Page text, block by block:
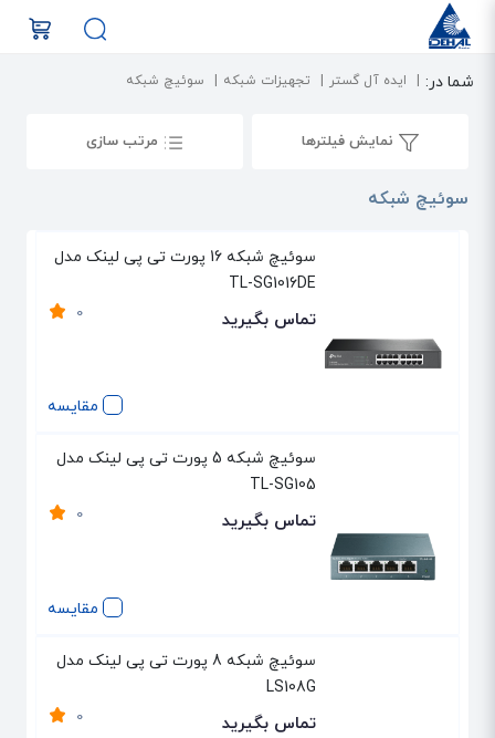
شما در: ایده آل گستر تجهیزات شبکه سوئیچ شبکه
نمایش فیلترها
سوئیچ شبکه
مقایسه
سوئیچ شبکه 16 پورت تی پی لینک مدل
TL-SG1016DE
0 تماس بگیرید
مقایسه
سوئیچ شبکه 5 پورت تی پی لینک مدل
TL-SG105
0 تماس بگیرید
سوئیچ شبکه 8 پورت تی پی لینک مدل
LS108G
0 تماس بگیرید